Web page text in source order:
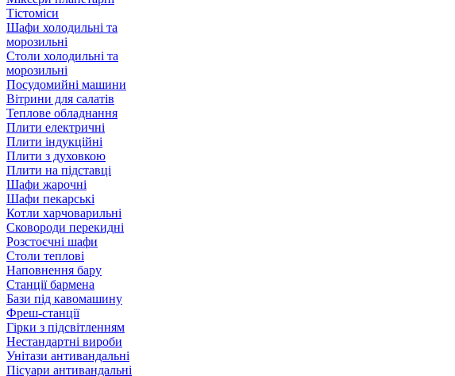
Тістоміси
Шафи холодильні та
морозильні
Столи холодильні та
морозильні
Посудомийні машини
Вітрини для салатів
Теплове обладнання
Плити електричні
Плити індукційні
Плити з духовкою
Плити на підставці
Шафи жарочні
Шафи пекарські
Котли харчоварильні
Сковороди перекидні
Розстоєчні шафи
Столи теплові
Наповнення бару
Станції бармена
Бази під кавомашину
Фреш-станції
Гірки з підсвітленням
Нестандартні вироби
Унітази антивандальні
Пісуари антивандальні